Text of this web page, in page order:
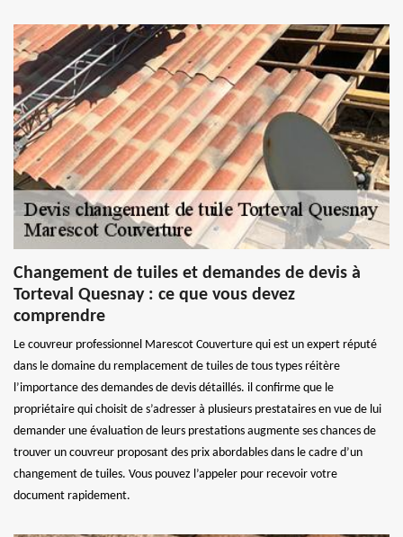
Changement de tuiles et demandes de devis à
Torteval Quesnay : ce que vous devez
comprendre
Le couvreur professionnel Marescot Couverture qui est un expert réputé
dans le domaine du remplacement de tuiles de tous types réitère
l’importance des demandes de devis détaillés. il confirme que le
propriétaire qui choisit de s’adresser à plusieurs prestataires en vue de lui
demander une évaluation de leurs prestations augmente ses chances de
trouver un couvreur proposant des prix abordables dans le cadre d’un
changement de tuiles. Vous pouvez l’appeler pour recevoir votre
document rapidement.